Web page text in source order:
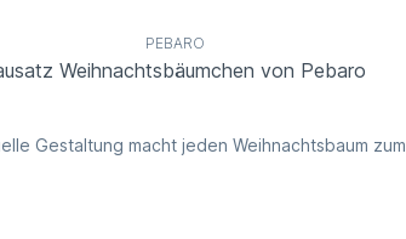
PEBARO
Weihnachtsbäumchen von Pebaro
Gestaltung macht jeden Weihnachtsbaum zum